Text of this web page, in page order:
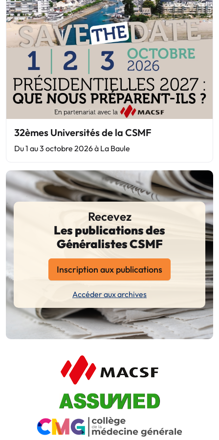
32èmes Universités de la CSMF
Du 1 au 3 octobre 2026 à La Baule
Recevez
Les publications des
Généralistes CSMF
Inscription aux publications
Accéder aux archives